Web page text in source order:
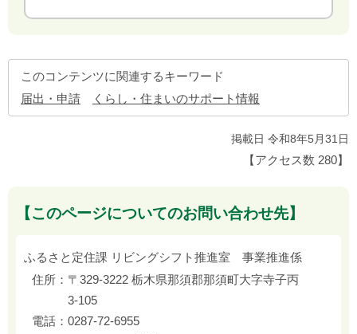
このコンテンツに関連するキーワード
届出・申請
くらし・住まいのサポート情報
掲載日 令和8年5月31日
【アクセス数 280】
【このページについてのお問い合わせ先】
ふるさと定住課 リビングシフト推進室 事業推進係
住所： 〒329-3222 栃木県那須郡那須町大字寺子丙
3-105
電話： 0287-72-6955